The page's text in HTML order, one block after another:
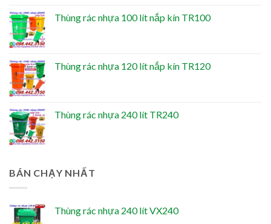
Thùng rác nhựa 100 lít nắp kín TR100
Thùng rác nhựa 120 lít nắp kín TR120
Thùng rác nhựa 240 lít TR240
BÁN CHẠY NHẤT
Thùng rác nhựa 240 lít VX240